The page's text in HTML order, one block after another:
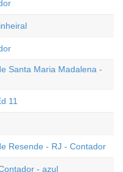
Santa Maria Madalena -
11
Resende - RJ - Contador
- azul